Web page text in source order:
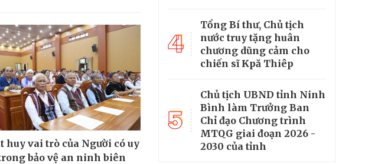
huy vai trò của Người có uy
bảo vệ an ninh biên
4
Tổng Bí thư, Chủ tịch
nước truy tặng huân
chương dũng cảm cho
chiến sĩ Kpă Thiêp
5
Chủ tịch UBND tỉnh Ninh
Bình làm Trưởng Ban
Chỉ đạo Chương trình
MTQG giai đoạn 2026 -
2030 của tỉnh